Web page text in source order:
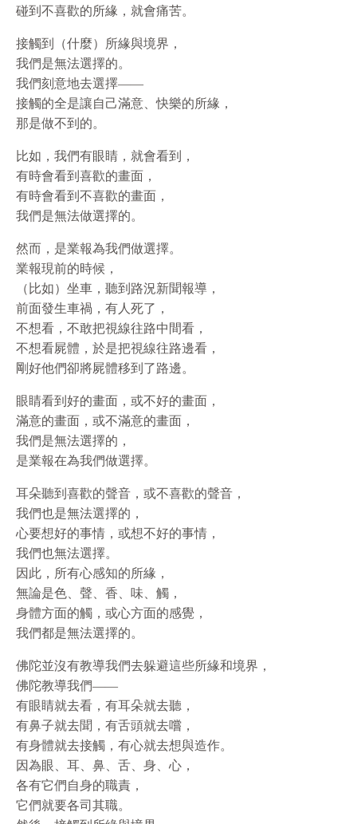
碰到不喜歡的所緣，就會痛苦。
接觸到（什麼）所緣與境界，
我們是無法選擇的。
我們刻意地去選擇——
接觸的全是讓自己滿意、快樂的所緣，
那是做不到的。
比如，我們有眼睛，就會看到，
有時會看到喜歡的畫面，
有時會看到不喜歡的畫面，
我們是無法做選擇的。
然而，是業報為我們做選擇。
業報現前的時候，
（比如）坐車，聽到路況新聞報導，
前面發生車禍，有人死了，
不想看，不敢把視線往路中間看，
不想看屍體，於是把視線往路邊看，
剛好他們卻將屍體移到了路邊。
眼睛看到好的畫面，或不好的畫面，
滿意的畫面，或不滿意的畫面，
我們是無法選擇的，
是業報在為我們做選擇。
耳朵聽到喜歡的聲音，或不喜歡的聲音，
我們也是無法選擇的，
心要想好的事情，或想不好的事情，
我們也無法選擇。
因此，所有心感知的所緣，
無論是色、聲、香、味、觸，
身體方面的觸，或心方面的感覺，
我們都是無法選擇的。
佛陀並沒有教導我們去躲避這些所緣和境界，
佛陀教導我們——
有眼睛就去看，有耳朵就去聽，
有鼻子就去聞，有舌頭就去嚐，
有身體就去接觸，有心就去想與造作。
因為眼、耳、鼻、舌、身、心，
各有它們自身的職責，
它們就要各司其職。